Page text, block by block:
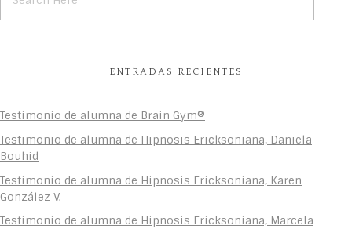
ENTRADAS RECIENTES
Testimonio de alumna de Brain Gym®
Testimonio de alumna de Hipnosis Ericksoniana, Daniela
Bouhid
Testimonio de alumna de Hipnosis Ericksoniana, Karen
González V.
Testimonio de alumna de Hipnosis Ericksoniana, Marcela